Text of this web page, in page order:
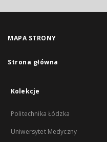
MAPA STRONY
Strona główna
Kolekcje
Politechnika Łódzka
Uniwersytet Medyczny